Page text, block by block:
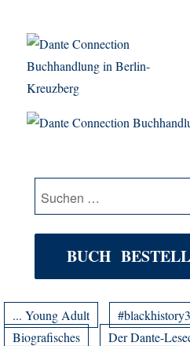
Dante Connection
Suche
nach:
BUCH
... Young Adult
Biografisches
Der Dante-